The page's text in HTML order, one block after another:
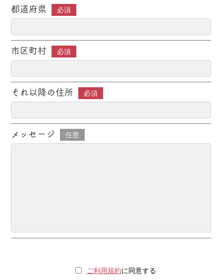
都道府県 必須
市区町村 必須
それ以降の住所 必須
メッセージ 任意
ご利用規約に同意する